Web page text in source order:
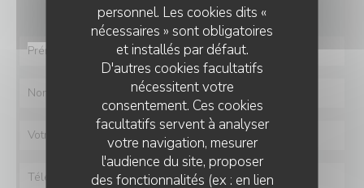
personnel. Les cookies dits «
nécessaires » sont obligatoires
et installés par défaut.
D'autres cookies facultatifs
nécessitent votre
consentement. Ces cookies
facultatifs servent à analyser
votre navigation, mesurer
l'audience du site, proposer
des fonctionnalités (ex : en lien